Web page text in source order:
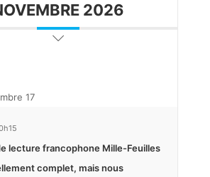
2026
17
lecture francophone Mille-Feuilles
complet, mais nous